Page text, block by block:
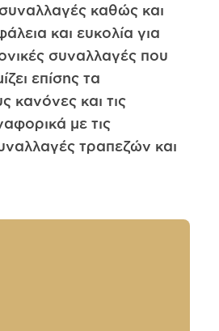
καθώς και
και ευκολία για
συναλλαγές που
επίσης τα
κανόνες και τις
με τις
τραπεζών και